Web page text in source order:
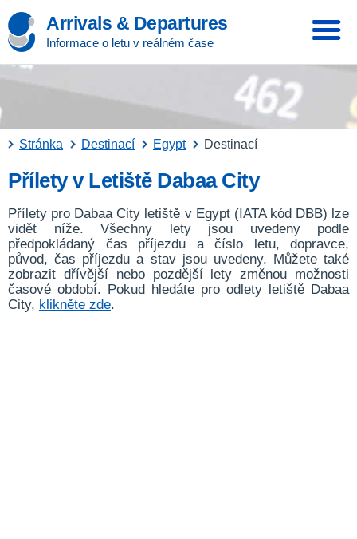
Arrivals & Departures
Informace o letu v reálném čase
Stránka Destinací Egypt Destinací
Přílety v Letiště Dabaa City
Přílety pro Dabaa City letiště v Egypt (IATA kód DBB) lze
vidět níže. Všechny lety jsou uvedeny podle
předpokládaný čas příjezdu a číslo letu, dopravce,
původ, čas příjezdu a stav jsou uvedeny. Můžete také
zobrazit dřívější nebo pozdější lety změnou možnosti
časové období. Pokud hledáte pro odlety letiště Dabaa
City, klikněte zde.